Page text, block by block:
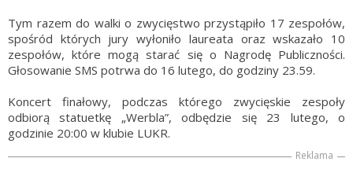
Tym razem do walki o zwycięstwo przystąpiło 17 zespołów,
spośród których jury wyłoniło laureata oraz wskazało 10
zespołów, które mogą starać się o Nagrodę Publiczności.
Głosowanie SMS potrwa do 16 lutego, do godziny 23.59.
Koncert finałowy, podczas którego zwycięskie zespoły
odbiorą statuetkę „Werbla”, odbędzie się 23 lutego, o
godzinie 20:00 w klubie LUKR.
Reklama